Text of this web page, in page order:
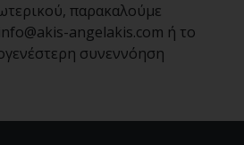
παρακαλούμε
info@akis-angelakis.com ή το
συνεννόηση